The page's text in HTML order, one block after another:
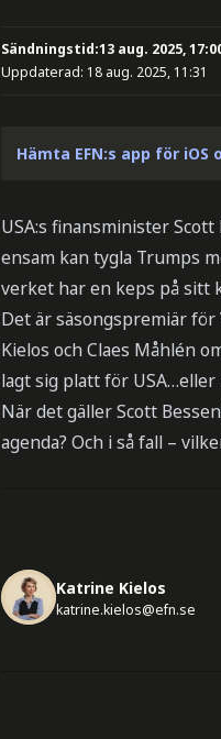
Sändningstid:13 aug. 2025,
Uppdaterad: 18 aug. 2025, 11:31
Hämta EFN:s app för iOS
USA:s finansminister
ensam kan tygla Trumps
verket har en keps på sitt
Det är säsongspremiär
Kielos och Claes Måhlén
lagt sig platt för
När det gäller Scott
agenda? Och i så fall –
Katrine Kielos
katrine.kielos@efn.se